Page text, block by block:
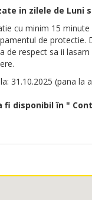
in zilele de Luni
cu minim 15
de
de respect sa ii
31.10.2025 (pana
fi disponibil în "